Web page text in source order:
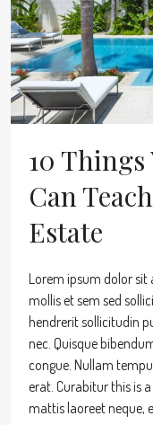
10
Can
Estate
Lorem ipsum dolor sit
mollis et sem sed
hendrerit sollicitudin
nec. Quisque
congue. Nullam
erat. Curabitur this is
mattis laoreet neque,